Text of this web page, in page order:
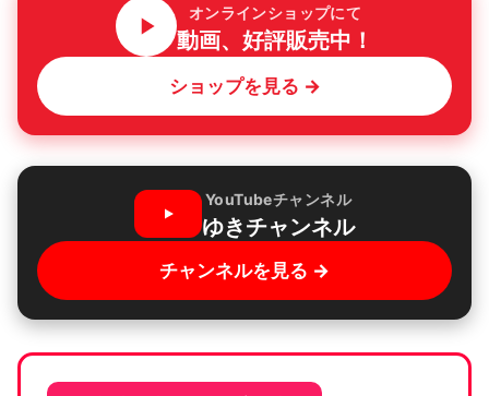
オンラインショップにて
動画、好評販売中！
ショップを見る →
YouTubeチャンネル
ゆきチャンネル
チャンネルを見る →